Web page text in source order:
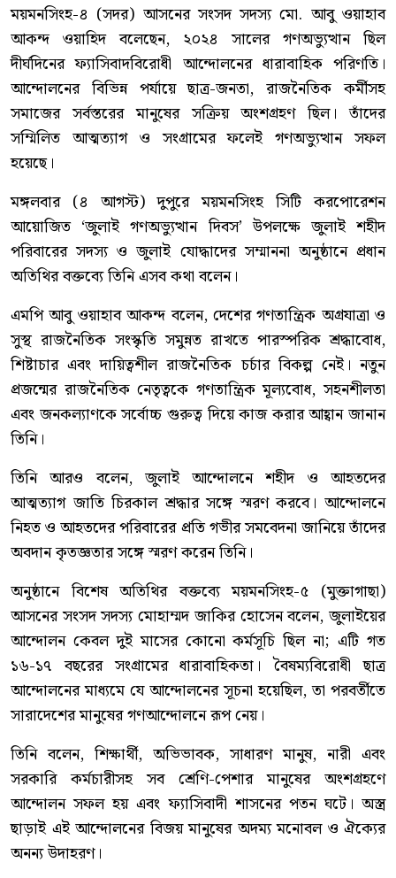
ময়মনসিংহ-৪ (সদর) আসনের সংসদ সদস্য মো. আবু ওয়াহাব
আকন্দ ওয়াহিদ বলেছেন, ২০২৪ সালের গণঅভ্যুত্থান ছিল
দীর্ঘদিনের ফ্যাসিবাদবিরোধী আন্দোলনের ধারাবাহিক পরিণতি।
আন্দোলনের বিভিন্ন পর্যায়ে ছাত্র-জনতা, রাজনৈতিক কর্মীসহ
সমাজের সর্বস্তরের মানুষের সক্রিয় অংশগ্রহণ ছিল। তাঁদের
সম্মিলিত আত্মত্যাগ ও সংগ্রামের ফলেই গণঅভ্যুত্থান সফল
হয়েছে।
মঙ্গলবার (৪ আগস্ট) দুপুরে ময়মনসিংহ সিটি করপোরেশন
আয়োজিত ‘জুলাই গণঅভ্যুত্থান দিবস’ উপলক্ষে জুলাই শহীদ
পরিবারের সদস্য ও জুলাই যোদ্ধাদের সম্মাননা অনুষ্ঠানে প্রধান
অতিথির বক্তব্যে তিনি এসব কথা বলেন।
এমপি আবু ওয়াহাব আকন্দ বলেন, দেশের গণতান্ত্রিক অগ্রযাত্রা ও
সুস্থ রাজনৈতিক সংস্কৃতি সমুন্নত রাখতে পারস্পরিক শ্রদ্ধাবোধ,
শিষ্টাচার এবং দায়িত্বশীল রাজনৈতিক চর্চার বিকল্প নেই। নতুন
প্রজন্মের রাজনৈতিক নেতৃত্বকে গণতান্ত্রিক মূল্যবোধ, সহনশীলতা
এবং জনকল্যাণকে সর্বোচ্চ গুরুত্ব দিয়ে কাজ করার আহ্বান জানান
তিনি।
তিনি আরও বলেন, জুলাই আন্দোলনে শহীদ ও আহতদের
আত্মত্যাগ জাতি চিরকাল শ্রদ্ধার সঙ্গে স্মরণ করবে। আন্দোলনে
নিহত ও আহতদের পরিবারের প্রতি গভীর সমবেদনা জানিয়ে তাঁদের
অবদান কৃতজ্ঞতার সঙ্গে স্মরণ করেন তিনি।
অনুষ্ঠানে বিশেষ অতিথির বক্তব্যে ময়মনসিংহ-৫ (মুক্তাগাছা)
আসনের সংসদ সদস্য মোহাম্মদ জাকির হোসেন বলেন, জুলাইয়ের
আন্দোলন কেবল দুই মাসের কোনো কর্মসূচি ছিল না; এটি গত
১৬-১৭ বছরের সংগ্রামের ধারাবাহিকতা। বৈষম্যবিরোধী ছাত্র
আন্দোলনের মাধ্যমে যে আন্দোলনের সূচনা হয়েছিল, তা পরবর্তীতে
সারাদেশের মানুষের গণআন্দোলনে রূপ নেয়।
তিনি বলেন, শিক্ষার্থী, অভিভাবক, সাধারণ মানুষ, নারী এবং
সরকারি কর্মচারীসহ সব শ্রেণি-পেশার মানুষের অংশগ্রহণে
আন্দোলন সফল হয় এবং ফ্যাসিবাদী শাসনের পতন ঘটে। অস্ত্র
ছাড়াই এই আন্দোলনের বিজয় মানুষের অদম্য মনোবল ও ঐক্যের
অনন্য উদাহরণ।